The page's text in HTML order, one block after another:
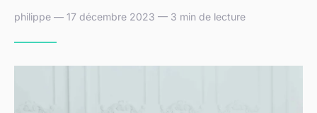
philippe — 17 décembre 2023 — 3 min de lecture